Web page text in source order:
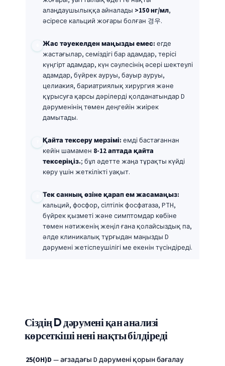
алаңдаушылыққа айналады >150 нг/мл,
әсіресе кальций жоғары болған 경우.
Жас тәуекелден маңызды емес: егде
жастағылар, семіздігі бар адамдар, терісі
күңгірт адамдар, күн сәулесінің әсері шектеулі
адамдар, бүйрек ауруы, бауыр ауруы,
целиакия, бариатриялық хирургия және
құрысуға қарсы дәрілерді қолданатындар D
дәруменінің төмен деңгейін жиірек
дамытады.
Қайта тексеру мерзімі: емді бастағаннан
кейін шамамен 8-12 аптада қайта
тексеріңіз.; бұл әдетте жаңа тұрақты күйді
көру үшін жеткілікті уақыт.
Тек санның өзіне қарап ем жасамаңыз:
кальций, фосфор, сілтілік фосфатаза, PTH,
бүйрек қызметі және симптомдар көбіне
төмен нәтиженің жеңіл ғана қолайсыздық па,
әлде клиникалық тұрғыдан маңызды D
дәрумені жетіспеушілігі ме екенін түсіндіреді.
Сіздің D дәрумені қан анализі
көрсеткіші нені нақты білдіреді
25(OH)D — ағзадағы D дәрумені қорын бағалау